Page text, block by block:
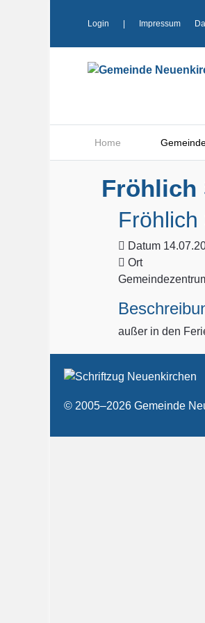
Login Impressum
Home
Fröhlich
Fröhlich
Datum
Ort
außer in den
© 2005–2026 Gemeinde